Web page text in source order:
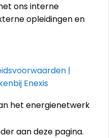
ons interne
opleidingen en
|
Enexis
het energienetwerk
aan deze pagina.